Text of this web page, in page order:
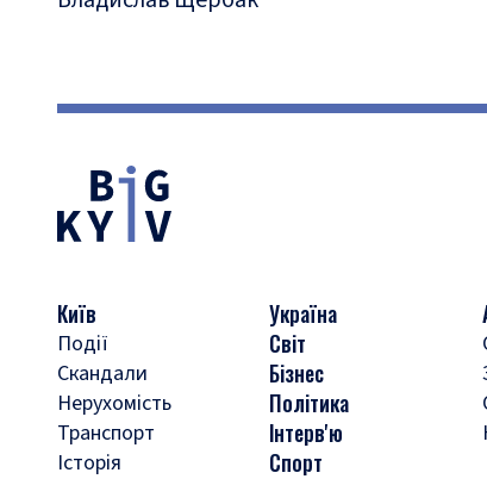
Київ
Події
Скандали
Нерухомість
Транспорт
Історія
Україна
Світ
Бізнес
Політика
Інтерв'ю
Спорт